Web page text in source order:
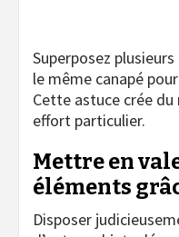
Superposez
le même canapé
Cette astuce crée
effort particulier.
Mettre en
éléments
Disposer